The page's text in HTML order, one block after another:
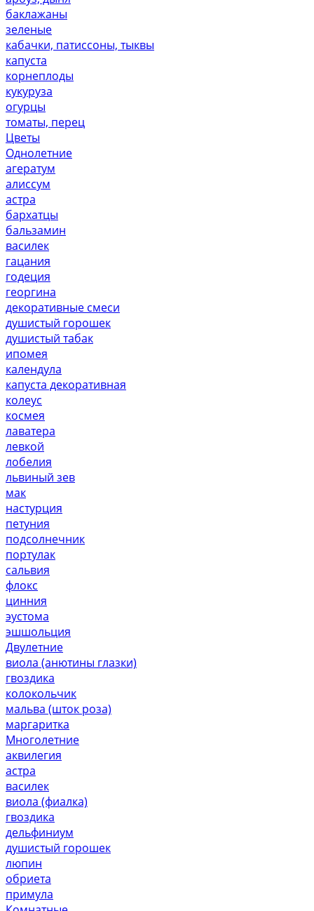
баклажаны
зеленые
кабачки, патиссоны, тыквы
капуста
корнеплоды
кукуруза
огурцы
томаты, перец
Цветы
Однолетние
агератум
алиссум
астра
бархатцы
бальзамин
василек
гацания
годеция
георгина
декоративные смеси
душистый горошек
душистый табак
ипомея
календула
капуста декоративная
колеус
космея
лаватера
левкой
лобелия
львиный зев
мак
настурция
петуния
подсолнечник
портулак
сальвия
флокс
цинния
эустома
эшшольция
Двулетние
виола (анютины глазки)
гвоздика
колокольчик
мальва (шток роза)
маргаритка
Многолетние
аквилегия
астра
василек
виола (фиалка)
гвоздика
дельфиниум
душистый горошек
люпин
обриета
примула